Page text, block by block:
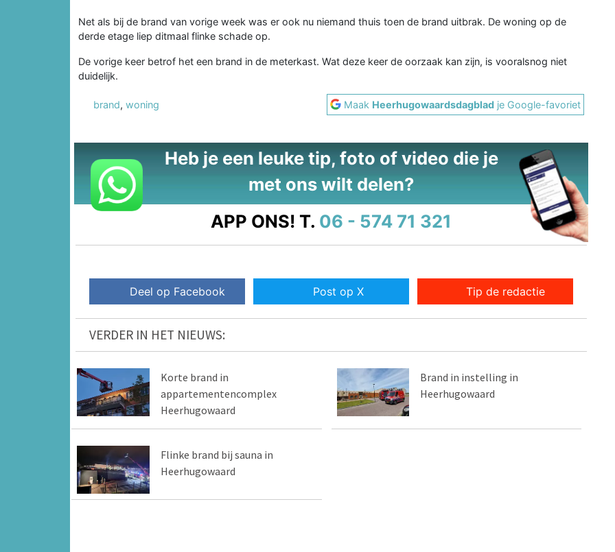
Net als bij de brand van vorige week was er ook nu niemand thuis toen de brand uitbrak. De woning op de
derde etage liep ditmaal flinke schade op.
De vorige keer betrof het een brand in de meterkast. Wat deze keer de oorzaak kan zijn, is vooralsnog niet
duidelijk.
brand, woning Maak Heerhugowaardsdagblad je Google-favoriet
Heb je een leuke tip, foto of video die je
met ons wilt delen?
APP ONS! T. 06 - 574 71 321
Deel op Facebook Post op X Tip de redactie
VERDER IN HET NIEUWS:
Korte brand in
appartementencomplex
Heerhugowaard
Brand in instelling in
Heerhugowaard
Flinke brand bij sauna in
Heerhugowaard